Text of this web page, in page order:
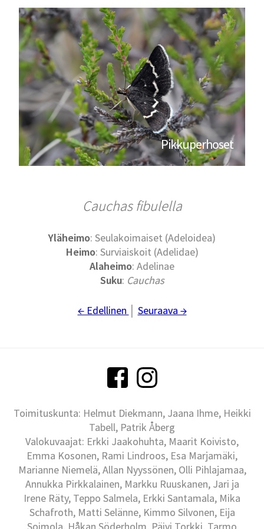
Pikkuperhoset
Cauchas fibulella
Yläheimo: Seulakoimaiset (Adeloidea)
Heimo: Surviaiskoit (Adelidae)
Alaheimo: Adelinae
Suku: Cauchas
← Edellinen Seuraava →
Toimituskunta: Helmut Diekmann, Jaana Ihme, Heikki
Tabell, Patrik Åberg
Valokuvaajat: Erkki Jaakohuhta, Maarit Koivisto,
Emma Kosonen, Rami Lindroos, Esa Marjamäki,
Marianne Niemelä, Allan Nyyssönen, Olli Pihlajamaa,
Annukka Pirkkalainen, Markku Ruuskanen, Jari ja
Irene Räty, Teppo Salmela, Erkki Santamala, Mika
Schafroth, Matti Selänne, Kimmo Silvonen, Eija